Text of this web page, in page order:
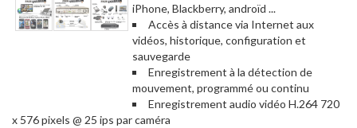
iPhone, Blackberry, androïd ...
Accès à distance via Internet aux
vidéos, historique, configuration et
sauvegarde
Enregistrement à la détection de
mouvement, programmé ou continu
Enregistrement audio vidéo H.264 720
x 576 pixels @ 25 ips par caméra